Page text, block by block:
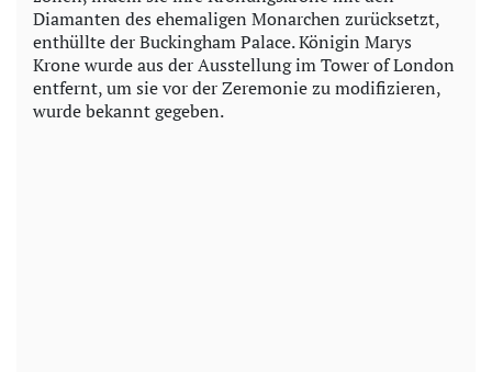
Diamanten des ehemaligen Monarchen zurücksetzt,
enthüllte der Buckingham Palace. Königin Marys
Krone wurde aus der Ausstellung im Tower of London
entfernt, um sie vor der Zeremonie zu modifizieren,
wurde bekannt gegeben.